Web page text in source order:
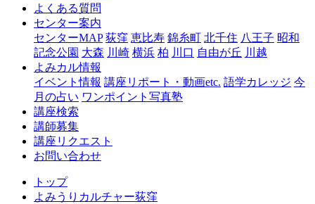
窪
よくある質問
センター案内
センターMAP 荻窪 恵比寿 錦糸町 北千住 八王子 昭和
記念公園 大森 川崎 横浜 柏 川口 自由が丘 川越
よみカル情報
イベント情報 講座リポート・動画etc. 語学カレッジ 今
月の占い ワンポイント写真塾
講座検索
講師募集
講座リクエスト
お問い合わせ
トップ
よみうりカルチャー荻窪